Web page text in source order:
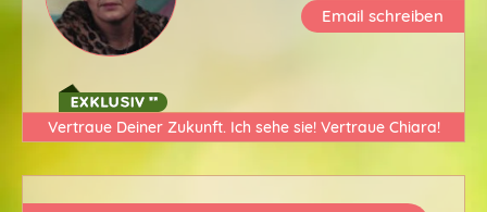
Email schreiben
Vertraue Deiner Zukunft. Ich sehe sie! Vertraue Chiara!